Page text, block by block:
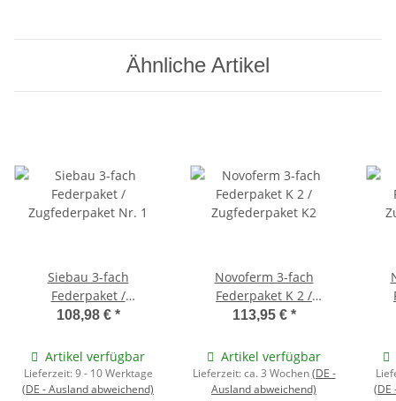
Ähnliche Artikel
Siebau 3-fach
Federpaket /
Zugfederpaket Nr. 1
108,98 € *
Artikel verfügbar
Lieferzeit:9 - 10 Werktage
(DE - Ausland abweichend)
Novoferm 3-fach
Federpaket K 2 /
Zugfederpaket K2
113,95 € *
Artikel verfügbar
Lieferzeit:ca. 3 Wochen(DE -
Ausland abweichend)
(DE